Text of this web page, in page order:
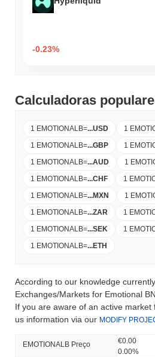
-0.23%
Calculadoras
1 EMOTIONALB=...USD 1
1 EMOTIONALB=...GBP 1
1 EMOTIONALB=...AUD 1
1 EMOTIONALB=...CHF 1
1 EMOTIONALB=...MXN 1
1 EMOTIONALB=...ZAR 1
1 EMOTIONALB=...SEK 1
1 EMOTIONALB=...ETH
According to our knowledge
Exchanges/Markets for Emotional
If you are aware of an active market
us information via our MODIFY
EMOTIONALB Preço
€0.00
0.00%